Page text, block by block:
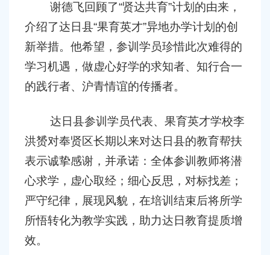
谢德飞回顾了“贤达共育”计划的由来，
介绍了达日县“果育英才”异地办学计划的创
新举措。他希望，参训学员珍惜此次难得的
学习机遇，做虚心好学的求知者、知行合一
的践行者、沪青情谊的传播者。
达日县参训学员代表、果育英才学校李
洪赟对奉贤区长期以来对达日县的教育帮扶
表示诚挚感谢，并承诺：全体参训教师将潜
心求学，虚心取经；细心反思，对标找差；
严守纪律，展现风貌，在培训结束后将所学
所悟转化为教学实践，助力达日教育提质增
效。